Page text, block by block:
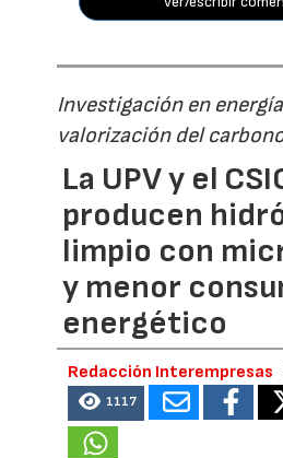
Investigación en
valorización del
La UPV y el
producen
limpio con
y menor
energético
Redacción Interempresas
1117